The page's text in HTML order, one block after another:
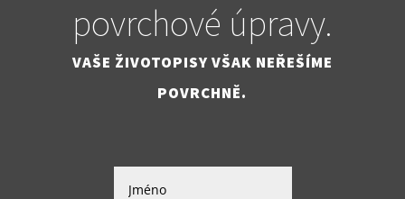
povrchové úpravy.
VAŠE ŽIVOTOPISY VŠAK NEŘEŠÍME
POVRCHNĚ.